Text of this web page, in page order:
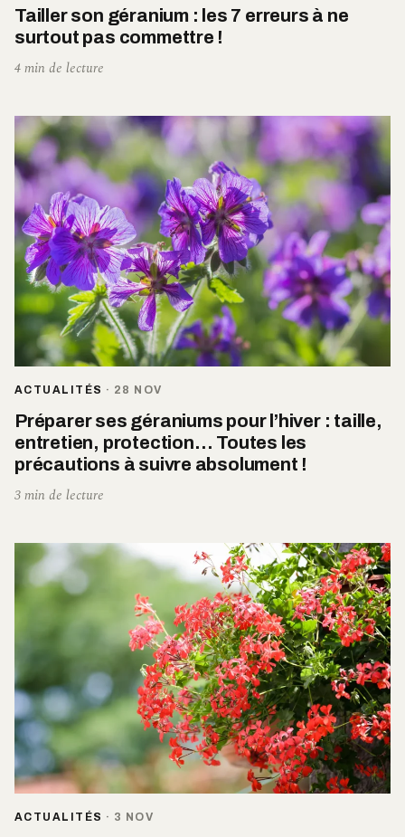
Tailler son géranium : les 7 erreurs à ne
surtout pas commettre !
4 min de lecture
ACTUALITÉS · 28 NOV
Préparer ses géraniums pour l’hiver : taille,
entretien, protection… Toutes les
précautions à suivre absolument !
3 min de lecture
ACTUALITÉS · 3 NOV